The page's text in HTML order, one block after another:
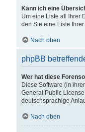
Kann ich eine
Um eine Liste all Ihrer
den Sie eine Liste
Nach oben
phpBB
Wer hat diese
Diese Software (in
General Public
deutschsprachige
Nach oben